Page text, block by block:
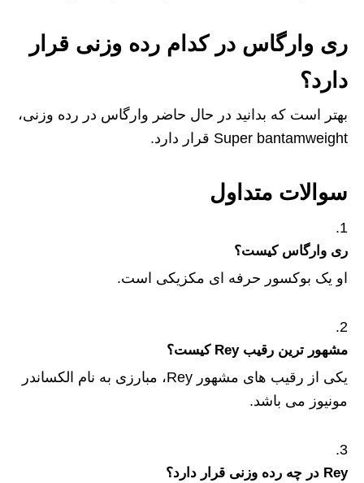
ری وارگاس در کدام رده وزنی قرار
دارد؟
بهتر است که بدانید در حال حاضر وارگاس در رده وزنی،
Super bantamweight قرار دارد.
سوالات متداول
ری وارگاس کیست؟
او یک بوکسور حرفه‌ ای مکزیکی است.
مشهور ترین رقیب Rey کیست؟
یکی از رقیب های مشهور Rey، مبارزی به نام الکساندر
مونیوز می باشد.
Rey در چه رده وزنی قرار دارد؟